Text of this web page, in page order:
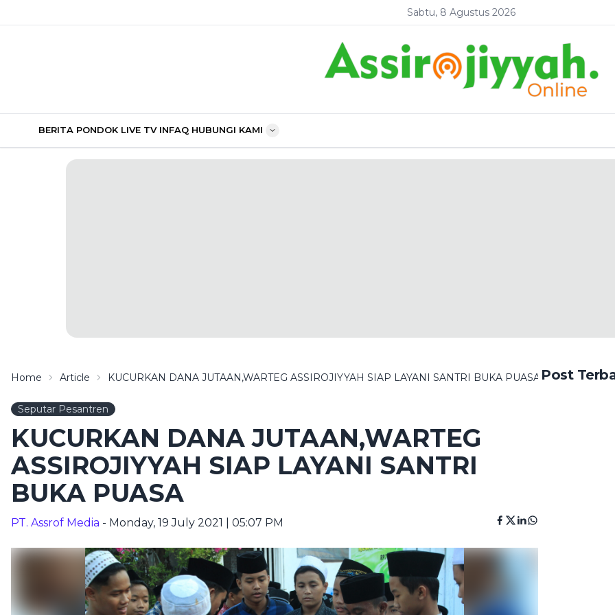
Sabtu, 8 Agustus 2026
BERITA PONDOK LIVE TV INFAQ HUBUNGI KAMI
Home Article KUCURKAN DANA JUTAAN,WARTEG ASSIROJIYYAH SIAP LAYANI SANTRI BUKA PUASA
Seputar Pesantren
KUCURKAN DANA JUTAAN,WARTEG
ASSIROJIYYAH SIAP LAYANI SANTRI
BUKA PUASA
PT. Assrof Media - Monday, 19 July 2021 | 05:07 PM
Post